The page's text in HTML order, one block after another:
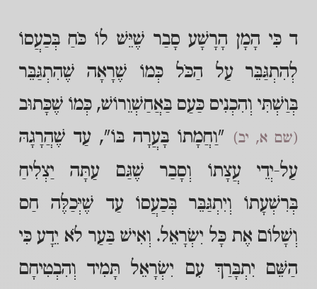
ד כִּי הָמָן הָרָשָׁע סָבַר שֶׁיֵּשׁ לוֹ כֹּחַ בְּכַעֲסוֹ
לְהִתְגַּבֵּר עַל הַכֹּל כְּמוֹ שֶׁרָאָה שֶׁהִתְגַּבֵּר
בְּוַשְׁתִּי וְהִכְנִיס כַּעַס בַּאֲחַשְׁוֵרוֹשׁ, כְּמוֹ שֶׁכָּתוּב
(שם א, יב) "וַחֲמָתוֹ בָּעֲרָה בּוֹ", עַד שֶׁהֲרָגָהּ
עַל-יְדֵי עֲצָתוֹ וְסָבַר שֶׁגַּם עַתָּה יַצְלִיחַ
בְּרִשְׁעָתוֹ וְיִתְגַּבֵּר בְּכַעֲסוֹ עַד שֶׁיְּכַלֶּה חַס
וְשָׁלוֹם אֶת כָּל יִשְׂרָאֵל. וְאִישׁ בַּעַר לֹא יֵדָע כִּי
הַשֵּׁם יִתְבָּרַךְ עִם יִשְׂרָאֵל תָּמִיד וְהִבְטִיחָם